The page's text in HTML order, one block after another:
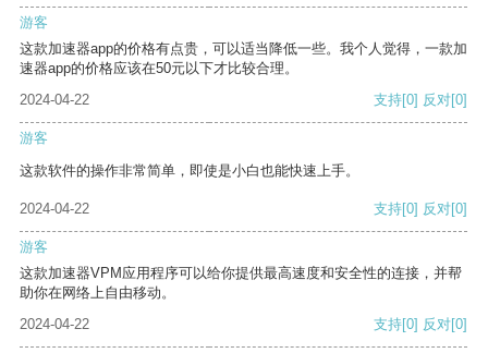
游客
这款加速器app的价格有点贵，可以适当降低一些。我个人觉得，一款加
速器app的价格应该在50元以下才比较合理。
2024-04-22
支持[0] 反对[0]
游客
这款软件的操作非常简单，即使是小白也能快速上手。
2024-04-22 支持[0] 反对[0]
游客
这款加速器VPM应用程序可以给你提供最高速度和安全性的连接，并帮
助你在网络上自由移动。
2024-04-22
支持[0] 反对[0]